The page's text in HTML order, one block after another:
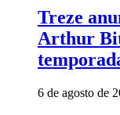
Treze
Arthur
6 de agosto de